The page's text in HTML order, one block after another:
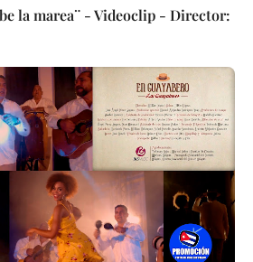
la marea¨ - Videoclip - Director: